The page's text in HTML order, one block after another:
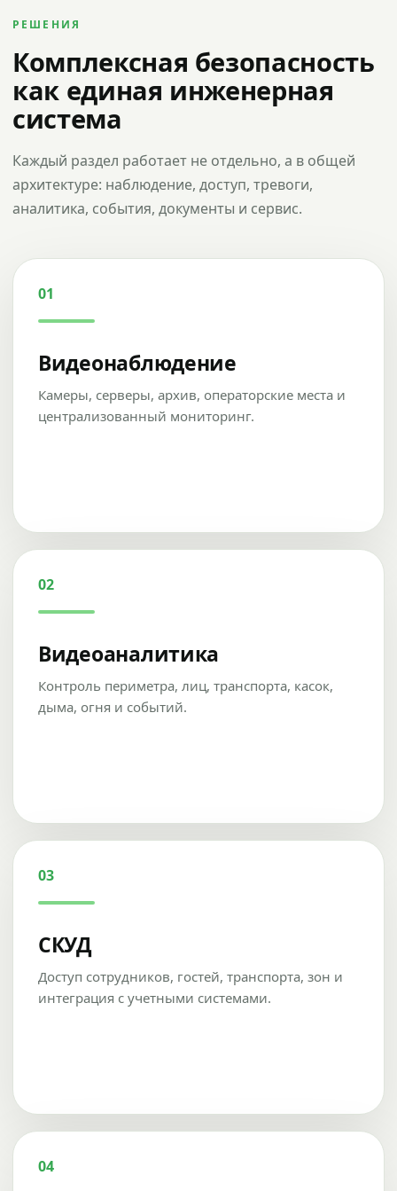
РЕШЕНИЯ
Комплексная безопасность
как единая инженерная
система
Каждый раздел работает не отдельно, а в общей
архитектуре: наблюдение, доступ, тревоги,
аналитика, события, документы и сервис.
01
Видеонаблюдение
Камеры, серверы, архив, операторские места и
централизованный мониторинг.
02
Видеоаналитика
Контроль периметра, лиц, транспорта, касок,
дыма, огня и событий.
03
СКУД
Доступ сотрудников, гостей, транспорта, зон и
интеграция с учетными системами.
04